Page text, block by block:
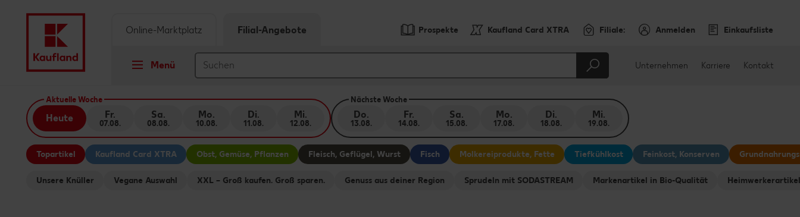
Springe zu
Hauptinhalt
Footer
Prospekte Kaufland Card XTRA Filiale: Anmelden Einkaufsliste
Menü
Online-Marktplatz Filial-Angebote
Unternehmen Karriere Kontakt
Aktuelle Woche
Heute Fr.
07.08.
Sa.
08.08.
Mo.
10.08.
Di.
11.08.
Mi.
12.08.
Nächste Woche
Do.
13.08.
Fr.
14.08.
Sa.
15.08.
Mo.
17.08.
Di.
18.08.
Mi.
19.08.
Topartikel Kaufland Card XTRA Obst, Gemüse, Pflanzen Fleisch, Geflügel, Wurst Fisch Molkereiprodukte, Fette Tiefkühlkost Feinkost, Konserven
Unsere Knüller Vegane Auswahl XXL – Groß kaufen. Groß sparen. Genuss aus deiner Region Sprudeln mit SODASTREAM Markenartikel in Bio-Qualität Heimwerkerartikel